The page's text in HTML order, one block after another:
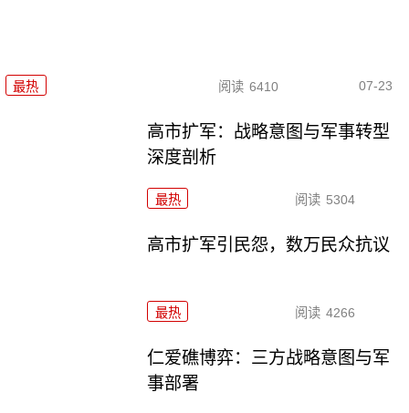
最热 阅读 6410 07-23
高市扩军：战略意图与军事转型
深度剖析
最热 阅读 5304
高市扩军引民怨，数万民众抗议
最热 阅读 4266
仁爱礁博弈：三方战略意图与军
事部署